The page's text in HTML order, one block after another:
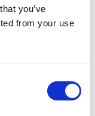
you’ve
from your use
τεκμηριωμένων
τη βελτίωση της
μέλη του